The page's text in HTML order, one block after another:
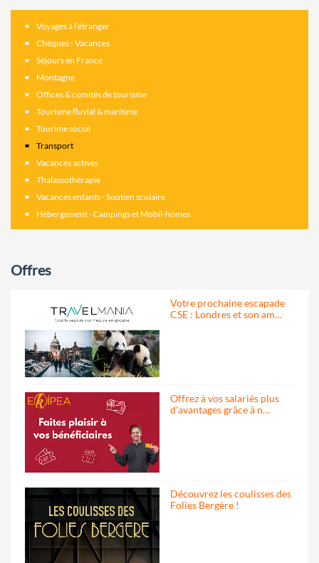
Voyages à l’étranger
Chèques - Vacances
Séjours en France
Montagne
Offices & comités de tourisme
Tourisme fluvial & maritime
Tourime social
Transport
Vacances actives
Thalassothérapie
Vacances enfants - Soutien scolaire
Hébergement - Campings et Mobil-homes
Offres
Votre prochaine escapade
CSE : Londres et son am…
Offrez à vos salariés plus
d’avantages grâce à n…
Découvrez les coulisses des
Folies Bergère !